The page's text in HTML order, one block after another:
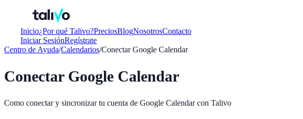
Inicio¿Por qué Talivo?PreciosBlogNosotrosContacto
Iniciar SesiónRegístrate
Centro de Ayuda/Calendarios/Conectar Google Calendar
Conectar Google Calendar
Como conectar y sincronizar tu cuenta de Google Calendar con Talivo